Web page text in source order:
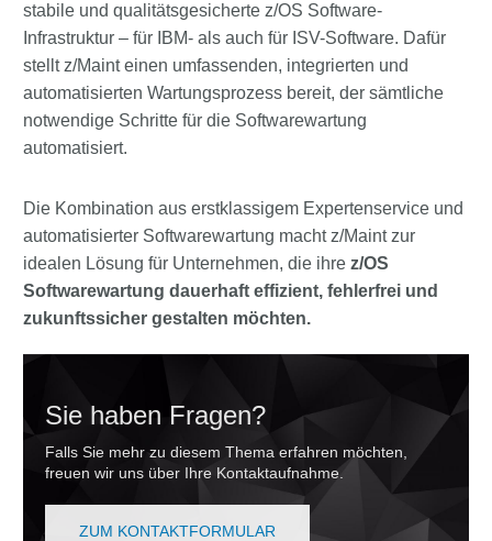
stabile und qualitätsgesicherte z/OS Software-
Infrastruktur – für IBM- als auch für ISV-Software. Dafür
stellt z/Maint einen umfassenden, integrierten und
automatisierten Wartungsprozess bereit, der sämtliche
notwendige Schritte für die Softwarewartung
automatisiert.
Die Kombination aus erstklassigem Expertenservice und
automatisierter Softwarewartung macht z/Maint zur
idealen Lösung für Unternehmen, die ihre z/OS
Softwarewartung dauerhaft effizient, fehlerfrei und
zukunftssicher gestalten möchten.
Sie haben Fragen?
Falls Sie mehr zu diesem Thema erfahren möchten,
freuen wir uns über Ihre Kontaktaufnahme.
ZUM KONTAKTFORMULAR